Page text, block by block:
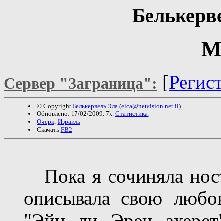
Сервер "Заграница": [
© Copyright Белькервель Эла (elca@netvision.net.il)
Обновлено: 17/02/2009. 7k. Статистика.
Очерк: Израиль
Скачать FB2
Пока я сочиняла
описывала свою